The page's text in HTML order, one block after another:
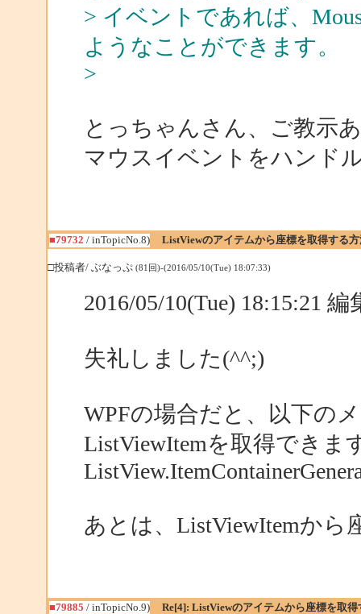
> イベントであれば、
ようなことができます。
>
とっちゃんさん、ご教示
マウスイベントをハンド
■79732 / inTopicNo.8) ListViewのアイテムから座標を取得する
□投稿者/ ぶなっぷ (81回)-(2016/05/10(Tue) 18:07:33)
2016/05/10(Tue) 18:15:21
失礼しました(^^;)
WPFの場合だと、以下の
ListViewItemを取得できま
あとは、ListViewItemから
■79885 / inTopicNo.9) Re[4]: ListViewのアイテムから座標を取得